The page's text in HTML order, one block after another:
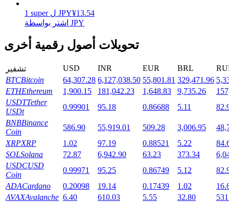
عوائد عالية والوصول الفوري
Launchpool
الرهان المرن لكسب العملات الرقمية الشهيرة
1 super ل JPY¥13.54
اشتر بواسطة JPY
تحويلات أصول رقمية أخرى
تشفير USD INR EUR BRL
BTCBitcoin 64,307.28 6,127,038.50 55,801.81 329,471.96
ETHEthereum 1,900.15 181,042.23 1,648.83 9,735.26
USDTTether
USDt
0.99901 95.18 0.86688 5.11
BNBBinance
Coin
586.90 55,919.01 509.28 3,006.95
XRPXRP 1.02 97.19 0.88521 5.22
SOLSolana 72.87 6,942.90 63.23 373.34
USDCUSD
Coin
0.99971 95.25 0.86749 5.12
ADACardano 0.20098 19.14 0.17439 1.02
AVAXAvalanche 6.40 610.03 5.55 32.80